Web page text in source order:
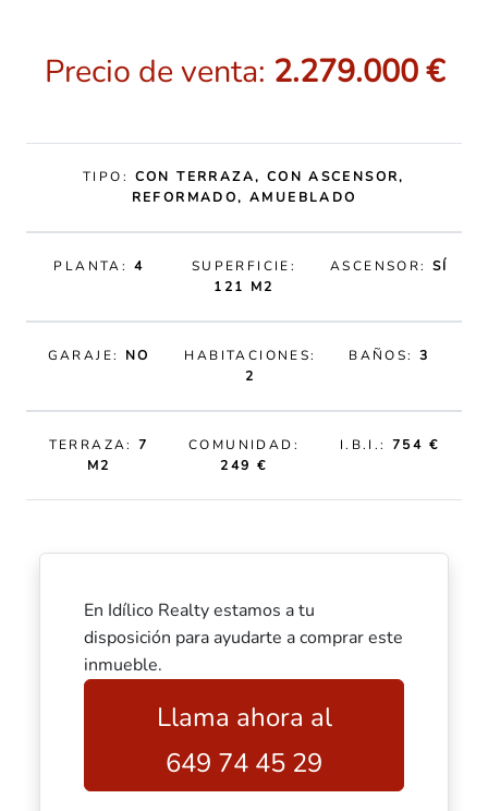
Precio de venta: 2.279.000 €
TIPO: CON TERRAZA, CON ASCENSOR,
REFORMADO, AMUEBLADO
PLANTA: 4
SUPERFICIE:
121 M2
ASCENSOR: SÍ
GARAJE: NO
HABITACIONES:
2
BAÑOS:3
TERRAZA:7
M2
COMUNIDAD:
249 €
I.B.I.: 754 €
En Idílico Realty estamos a tu
disposición para ayudarte a comprar este
inmueble.
Llama ahora al
649 74 45 29